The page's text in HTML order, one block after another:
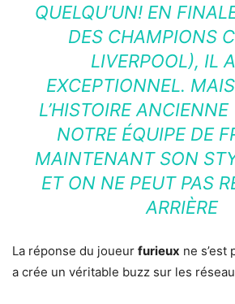
QUELQU’UN! EN
DES CHAMPIONS
LIVERPOOL), IL
EXCEPTIONNEL. MAIS
L’HISTOIRE
NOTRE ÉQUIPE DE
MAINTENANT SON
ET ON NE PEUT PAS
ARRIÈRE
La réponse du joueur furieux ne s’est
a crée un véritable buzz sur les